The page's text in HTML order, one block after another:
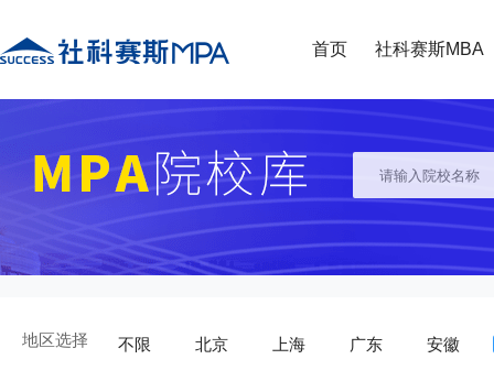
首页 社科赛斯MBA
地区选择 不限 北京 上海 广东 安徽